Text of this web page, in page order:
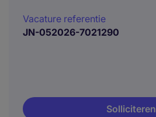
Vacature referentie
JN-052026-7021290
Solliciteren